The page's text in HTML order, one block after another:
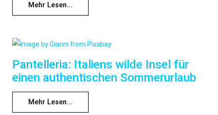
Mehr Lesen...
Pantelleria: Italiens wilde Insel für
einen authentischen Sommerurlaub
Mehr Lesen...